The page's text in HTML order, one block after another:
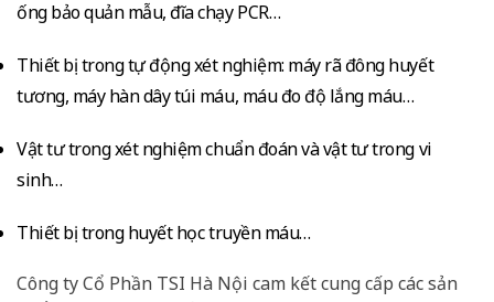
ống bảo quản mẫu, đĩa chạy PCR…
Thiết bị trong tự động xét nghiệm: máy rã đông huyết
tương, máy hàn dây túi máu, máu đo độ lắng máu…
Vật tư trong xét nghiệm chuẩn đoán và vật tư trong vi
sinh…
Thiết bị trong huyết học truyền máu…
Công ty Cổ Phần TSI Hà Nội cam kết cung cấp các sản